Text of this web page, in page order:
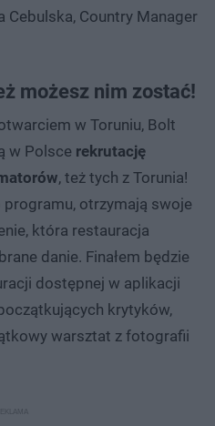
Cebulska, Country Manager
możesz nim zostać!
w Toruniu, Bolt
w Polsce rekrutację
, też tych z Torunia!
programu, otrzymają swoje
która restauracja
danie. Finałem będzie
dostępnej w aplikacji
krytyków,
warsztat z fotografii